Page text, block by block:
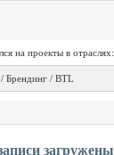
на проекты в отраслях:
Брендинг / BTL
загружены